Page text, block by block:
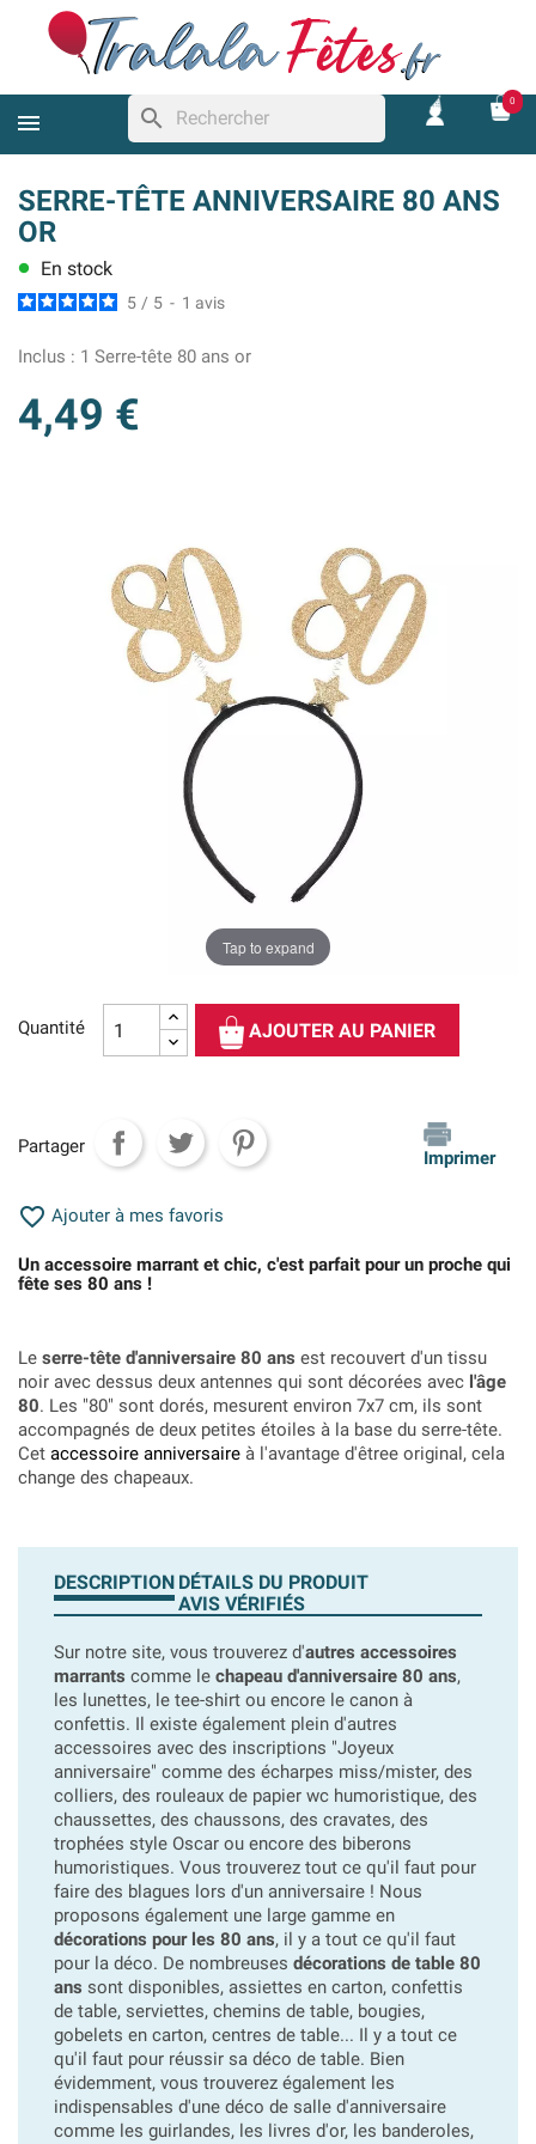
search
0
SERRE-TÊTE ANNIVERSAIRE 80 ANS
OR
lens En stock
5 / 5 - 1 avis
Inclus : 1 Serre-tête 80 ans or
4,49 €
Tap to expand
Quantité AJOUTER AU PANIER
Partager
Imprimer
 Ajouter à mes favoris
Un accessoire marrant et chic, c'est parfait pour un proche qui
fête ses 80 ans !
Le serre-tête d'anniversaire 80 ans est recouvert d'un tissu
noir avec dessus deux antennes qui sont décorées avec l'âge
80. Les "80" sont dorés, mesurent environ 7x7 cm, ils sont
accompagnés de deux petites étoiles à la base du serre-tête.
Cet accessoire anniversaire à l'avantage d'êtree original, cela
change des chapeaux.
DESCRIPTION DÉTAILS DU PRODUIT
AVIS VÉRIFIÉS
Sur notre site, vous trouverez d'autres accessoires
marrants comme le chapeau d'anniversaire 80 ans,
les lunettes, le tee-shirt ou encore le canon à
confettis. Il existe également plein d'autres
accessoires avec des inscriptions "Joyeux
anniversaire" comme des écharpes miss/mister, des
colliers, des rouleaux de papier wc humoristique, des
chaussettes, des chaussons, des cravates, des
trophées style Oscar ou encore des biberons
humoristiques. Vous trouverez tout ce qu'il faut pour
faire des blagues lors d'un anniversaire ! Nous
proposons également une large gamme en
décorations pour les 80 ans, il y a tout ce qu'il faut
pour la déco. De nombreuses décorations de table 80
ans sont disponibles, assiettes en carton, confettis
de table, serviettes, chemins de table, bougies,
gobelets en carton, centres de table... Il y a tout ce
qu'il faut pour réussir sa déco de table. Bien
évidemment, vous trouverez également les
indispensables d'une déco de salle d'anniversaire
comme les guirlandes, les livres d'or, les banderoles,